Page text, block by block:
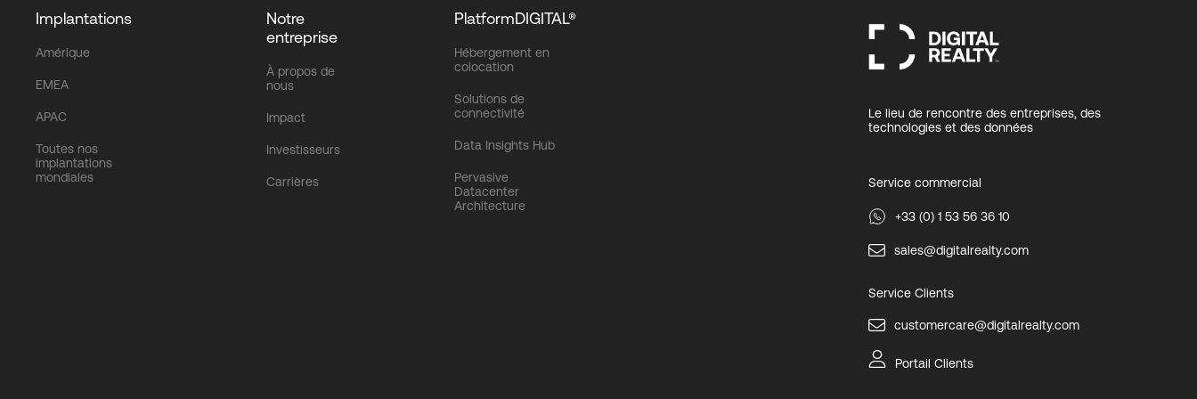
Implantations
Amérique
EMEA
APAC
Toutes nos
implantations
mondiales
Notre
entreprise
À propos de
nous
Impact
Investisseurs
Carrières
PlatformDIGITAL®
Hébergement en
colocation
Solutions de
connectivité
Data Insights Hub
Pervasive
Datacenter
Architecture
Le lieu de rencontre des entreprises, des
technologies et des données
Service commercial
+33 (0) 1 53 56 36 10
sales@digitalrealty.com
Service Clients
customercare@digitalrealty.com
Portail Clients